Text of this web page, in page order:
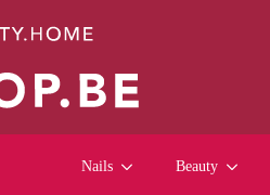
Nails Beauty